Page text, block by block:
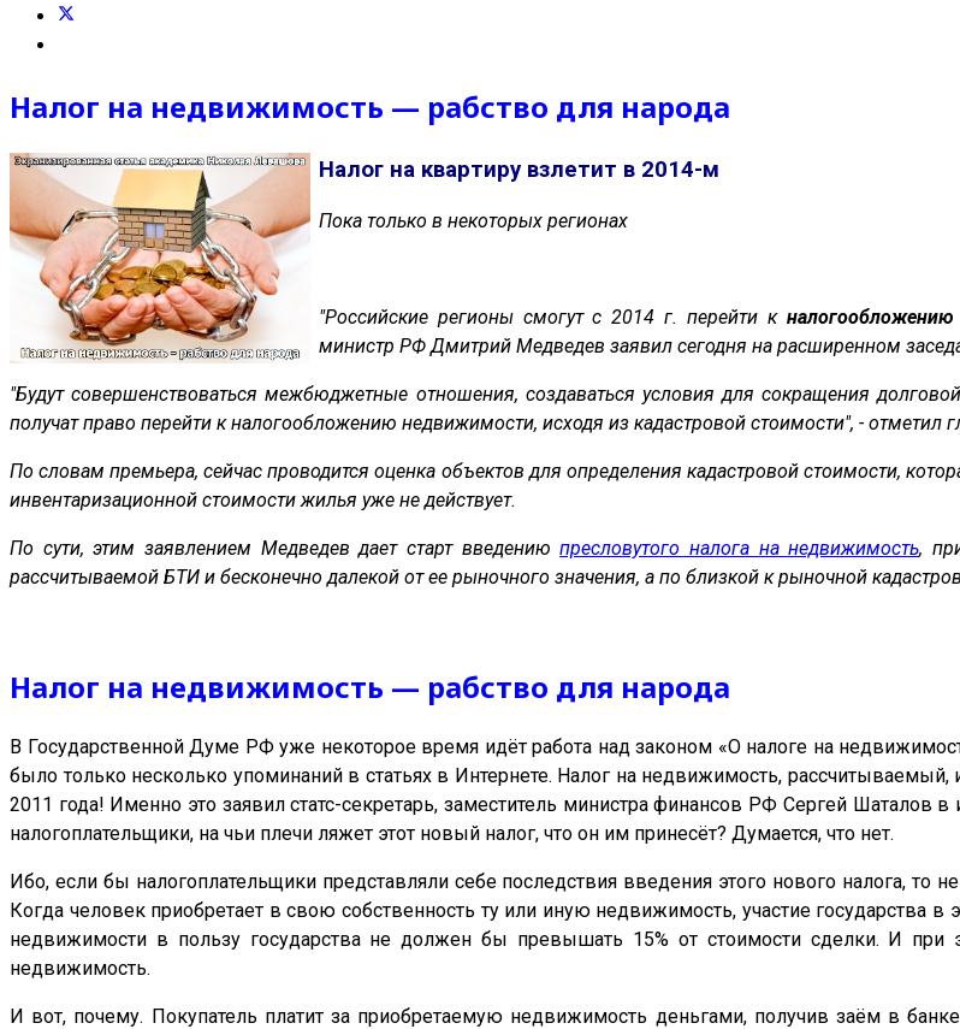
Налог на недвижимость — рабство для народа
Налог на квартиру взлетит в 2014-м
Пока только в некоторых регионах
"Российские регионы смогут с 2014 г. перейти к налогообложению
министр РФ Дмитрий Медведев заявил сегодня на расширенном
"Будут совершенствоваться межбюджетные отношения, создаваться условия для сокращения
получат право перейти к налогообложению недвижимости, исходя из кадастровой стоимости", - отметил
По словам премьера, сейчас проводится оценка объектов для определения кадастровой стоимости,
инвентаризационной стоимости жилья уже не действует.
По сути, этим заявлением Медведев дает старт введениюпресловутого налога на недвижимость,
рассчитываемой БТИ и бесконечно далекой от ее рыночного значения, а по близкой к рыночной
Налог на недвижимость — рабство для народа
В Государственной Думе РФ уже некоторое время идёт работа над законом «О налоге на
было только несколько упоминаний в статьях в Интернете. Налог на недвижимость, рассчитываемый,
2011 года! Именно это заявил статс-секретарь, заместитель министра финансов РФ Сергей
налогоплательщики, на чьи плечи ляжет этот новый налог, что он им принесёт? Думается, что нет.
Ибо, если бы налогоплательщики представляли себе последствия введения этого нового налога,
Когда человек приобретает в свою собственность ту или иную недвижимость, участие государства
недвижимости в пользу государства не должен бы превышать 15% от стоимости сделки. И при
недвижимость.
И вот, почему. Покупатель платит за приобретаемую недвижимость деньгами, получив заём в